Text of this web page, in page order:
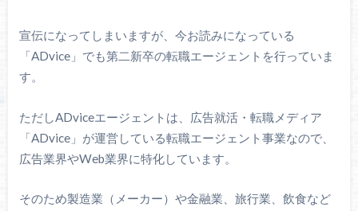
宣伝になってしまいますが、今お読みになっている
「ADvice」でも第二新卒の転職エージェントを行っていま
す。
ただしADviceエージェントは、広告就活・転職メディア
「ADvice」が運営している転職エージェント事業なので、
広告業界やWeb業界に特化しています。
そのため製造業（メーカー）や金融業、旅行業、飲食など